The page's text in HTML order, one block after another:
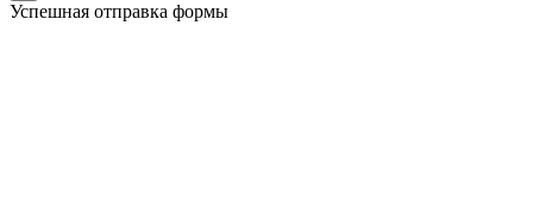
Успешная отправка формы